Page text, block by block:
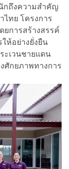
กถึงความสำคัญ
ไทย โครงการ
ยการสร้างสรรค์
ห้อย่างยั่งยืน
ะเวนชายแดน
ศักยภาพทางการ